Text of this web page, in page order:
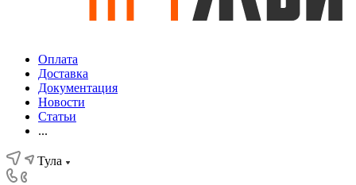
Оплата
Доставка
Документация
Новости
Статьи
...
Тула